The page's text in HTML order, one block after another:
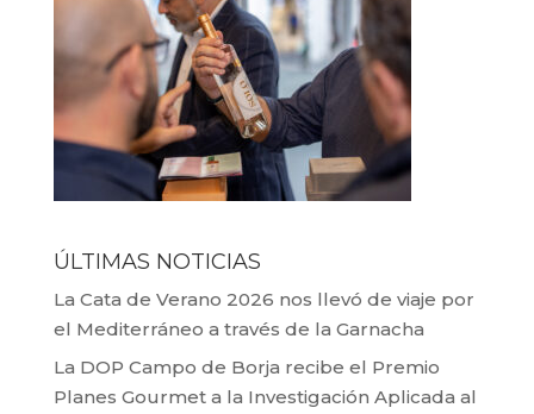
ÚLTIMAS NOTICIAS
La Cata de Verano 2026 nos llevó de viaje por
el Mediterráneo a través de la Garnacha
La DOP Campo de Borja recibe el Premio
Planes Gourmet a la Investigación Aplicada al